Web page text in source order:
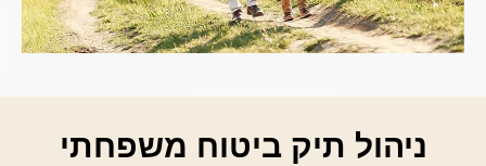
ניהול תיק ביטוח משפחתי